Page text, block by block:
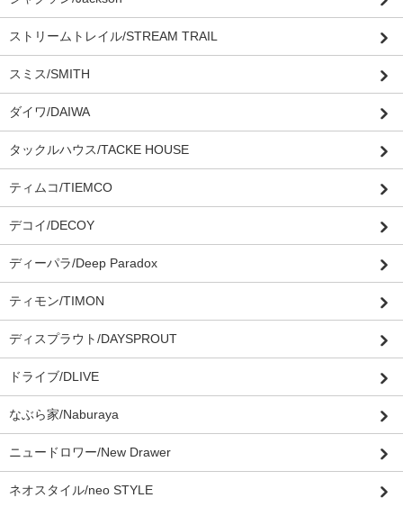
ストリームトレイル/STREAM TRAIL
スミス/SMITH
ダイワ/DAIWA
タックルハウス/TACKE HOUSE
ティムコ/TIEMCO
デコイ/DECOY
ディーパラ/Deep Paradox
ティモン/TIMON
ディスプラウト/DAYSPROUT
ドライブ/DLIVE
なぶら家/Naburaya
ニュードロワー/New Drawer
ネオスタイル/neo STYLE